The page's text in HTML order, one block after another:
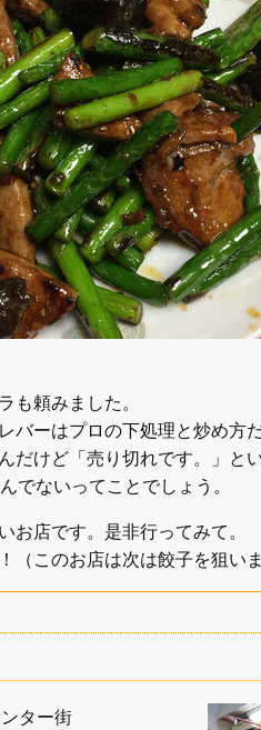
も頼みました。
ーはプロの下処理と炒め方
けど「売り切れです。」と
でないってことでしょう。
お店です。是非行ってみて。
（このお店は次は餃子を狙いま
ター街